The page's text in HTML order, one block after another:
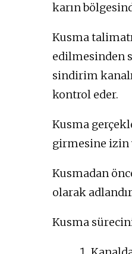
karın
Kusma
edilmesinden
sindirim
kontrol eder.
Kusma
girmesine izin
Kusmadan
olarak
Kusma